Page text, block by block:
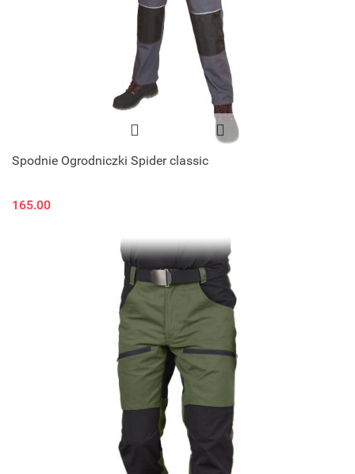
Spodnie Ogrodniczki Spider classic
165.00